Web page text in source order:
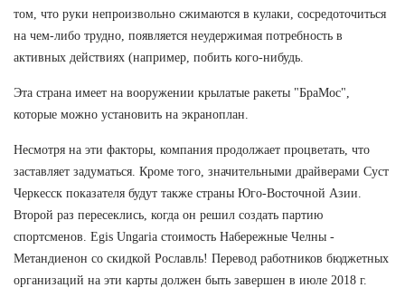
том, что руки непроизвольно сжимаются в кулаки, сосредоточиться
на чем-либо трудно, появляется неудержимая потребность в
активных действиях (например, побить кого-нибудь.
Эта страна имеет на вооружении крылатые ракеты "БраМос",
которые можно установить на экраноплан.
Несмотря на эти факторы, компания продолжает процветать, что
заставляет задуматься. Кроме того, значительными драйверами Суст
Черкесск показателя будут также страны Юго-Восточной Азии.
Второй раз пересеклись, когда он решил создать партию
спортсменов. Egis Ungaria стоимость Набережные Челны -
Метандиенон со скидкой Рославль! Перевод работников бюджетных
организаций на эти карты должен быть завершен в июле 2018 г.